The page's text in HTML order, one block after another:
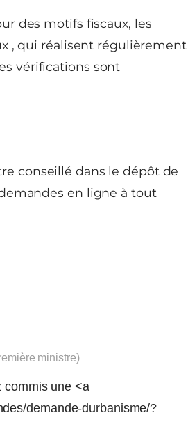
des motifs fiscaux, les
, qui réalisent régulièrement
vérifications sont
conseillé dans le dépôt de
en ligne à tout
ministre)
commis une <a
demande-durbanisme/?